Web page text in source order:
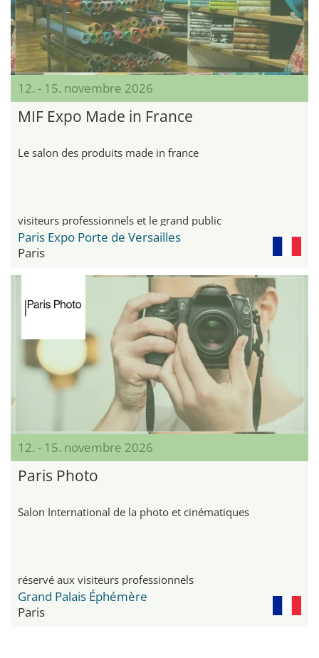
12. - 15. novembre 2026
MIF Expo Made in France
Le salon des produits made in france
visiteurs professionnels et le grand public
Paris Expo Porte de Versailles
Paris
12. - 15. novembre 2026
Paris Photo
Salon International de la photo et cinématiques
réservé aux visiteurs professionnels
Grand Palais Éphémère
Paris